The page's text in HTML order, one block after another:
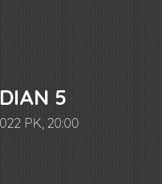
5
PK, 20:00